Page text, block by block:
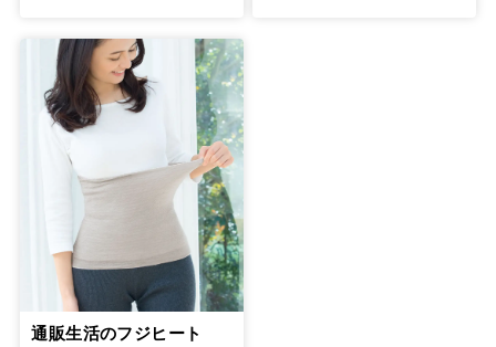
通販生活のフジヒート